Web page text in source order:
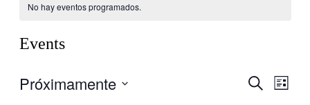
No hay eventos programados.
Events
Buscar
Lista
Próximamente